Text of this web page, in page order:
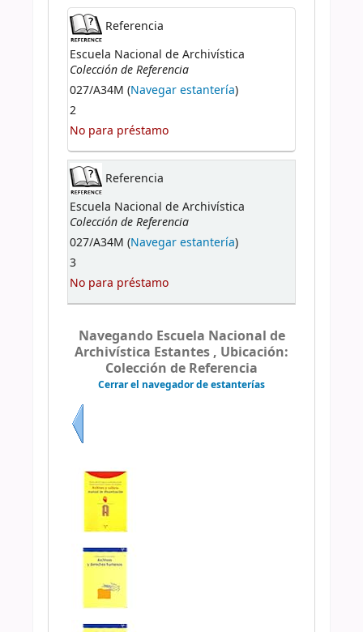
Referencia
Escuela Nacional de Archivística
Colección de Referencia
027/A34M (Navegar estantería)
2
No para préstamo
Referencia
Escuela Nacional de Archivística
Colección de Referencia
027/A34M (Navegar estantería)
3
No para préstamo
Navegando Escuela Nacional de
Archivística Estantes , Ubicación:
Colección de Referencia
Cerrar el navegador de estanterías